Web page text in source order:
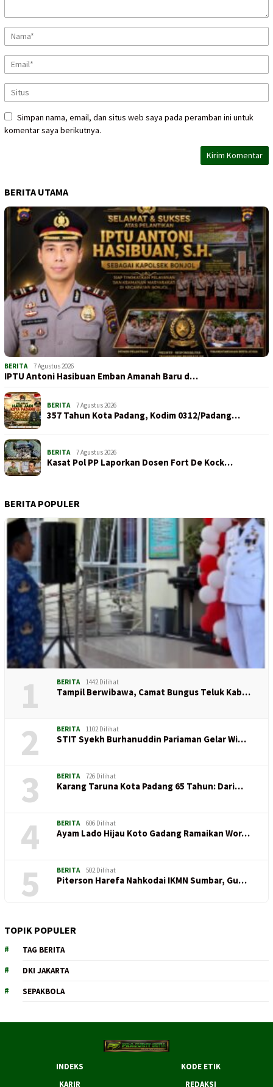
Simpan nama, email, dan situs web saya pada peramban ini untuk
komentar saya berikutnya.
BERITA UTAMA
BERITA 7 Agustus 2026
IPTU Antoni Hasibuan Emban Amanah Baru d…
BERITA 7 Agustus 2026
357 Tahun Kota Padang, Kodim 0312/Padang…
BERITA 7 Agustus 2026
Kasat Pol PP Laporkan Dosen Fort De Kock…
BERITA POPULER
1 BERITA 1442 Dilihat
Tampil Berwibawa, Camat Bungus Teluk Kab…
2 BERITA 1102 Dilihat
STIT Syekh Burhanuddin Pariaman Gelar Wi…
3 BERITA 726 Dilihat
Karang Taruna Kota Padang 65 Tahun: Dari…
4 BERITA 606 Dilihat
Ayam Lado Hijau Koto Gadang Ramaikan Wor…
5 BERITA 502 Dilihat
Piterson Harefa Nahkodai IKMN Sumbar, Gu…
TOPIK POPULER
TAG BERITA
DKI JAKARTA
SEPAKBOLA
INDEKS
KODE ETIK
KARIR
REDAKSI